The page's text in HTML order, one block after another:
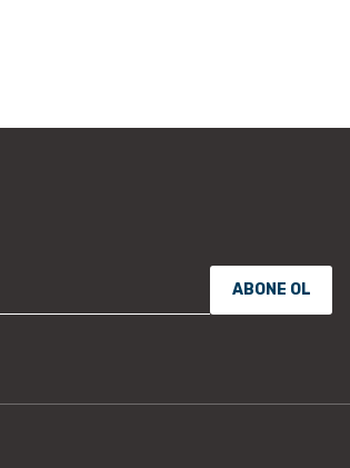
Ürün bilgilerinde hatalar
ABONE OL